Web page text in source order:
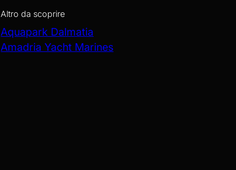
Altro da scoprire
Aquapark Dalmatia
Amadria Yacht Marines